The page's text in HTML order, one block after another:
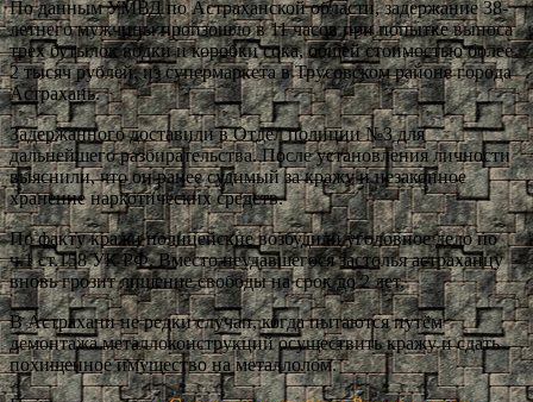
По данным УМВД по Астраханской области, задержание 38-
летнего мужчины произошло в 11 часов при попытке выноса
трех бутылок водки и коробки сока, общей стоимостью более
2 тысяч рублей, из супермаркета в Трусовском районе города
Астрахань.
Задержанного доставили в Отдел полиции №3 для
дальнейшего разбирательства. После установления личности
выяснили, что он ранее судимый за кражу и незаконное
хранение наркотических средств.
По факту кражи полицейские возбудили уголовное дело по
ч.1 ст.158 УК РФ. Вместо неудавшегося застолья астраханцу
вновь грозит лишение свободы на срок до 2 лет.
В Астрахани не редки случаи, когда пытаются путём
демонтажа металлоконструкций осуществить кражу и сдать
похищенное имущество на металлолом.